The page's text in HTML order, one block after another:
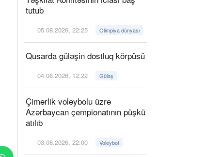
tutub
05.08.2026, 22:25 Olimpiya dünyası
Qusarda güləşin dostluq körpüsü
04.08.2026, 12:22 Güləş
Çimərlik voleybolu üzrə
Azərbaycan çempionatının püşkü
atılıb
03.08.2026, 22:00 Voleybol